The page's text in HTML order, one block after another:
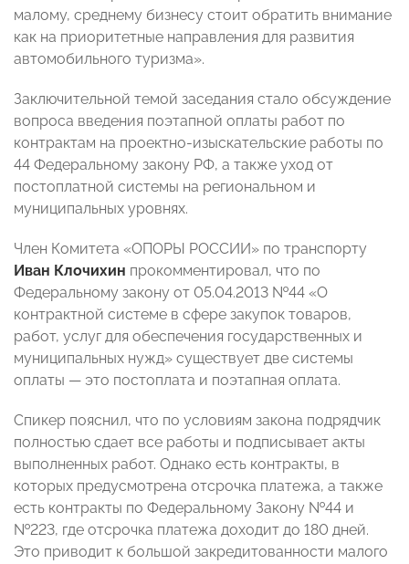
малому, среднему бизнесу стоит обратить внимание
как на приоритетные направления для развития
автомобильного туризма».
Заключительной темой заседания стало обсуждение
вопроса введения поэтапной оплаты работ по
контрактам на проектно-изыскательские работы по
44 Федеральному закону РФ, а также уход от
постоплатной системы на региональном и
муниципальных уровнях.
Член Комитета «ОПОРЫ РОССИИ» по транспорту
Иван Клочихин прокомментировал, что по
Федеральному закону от 05.04.2013 №44 «О
контрактной системе в сфере закупок товаров,
работ, услуг для обеспечения государственных и
муниципальных нужд» существует две системы
оплаты — это постоплата и поэтапная оплата.
Спикер пояснил, что по условиям закона подрядчик
полностью сдает все работы и подписывает акты
выполненных работ. Однако есть контракты, в
которых предусмотрена отсрочка платежа, а также
есть контракты по Федеральному Закону №44 и
№223, где отсрочка платежа доходит до 180 дней.
Это приводит к большой закредитованности малого